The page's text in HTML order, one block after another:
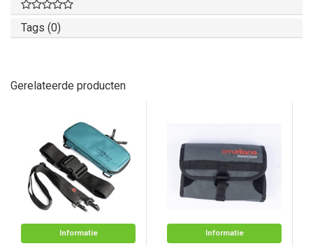
Tags (0)
Gerelateerde producten
Informatie Informatie